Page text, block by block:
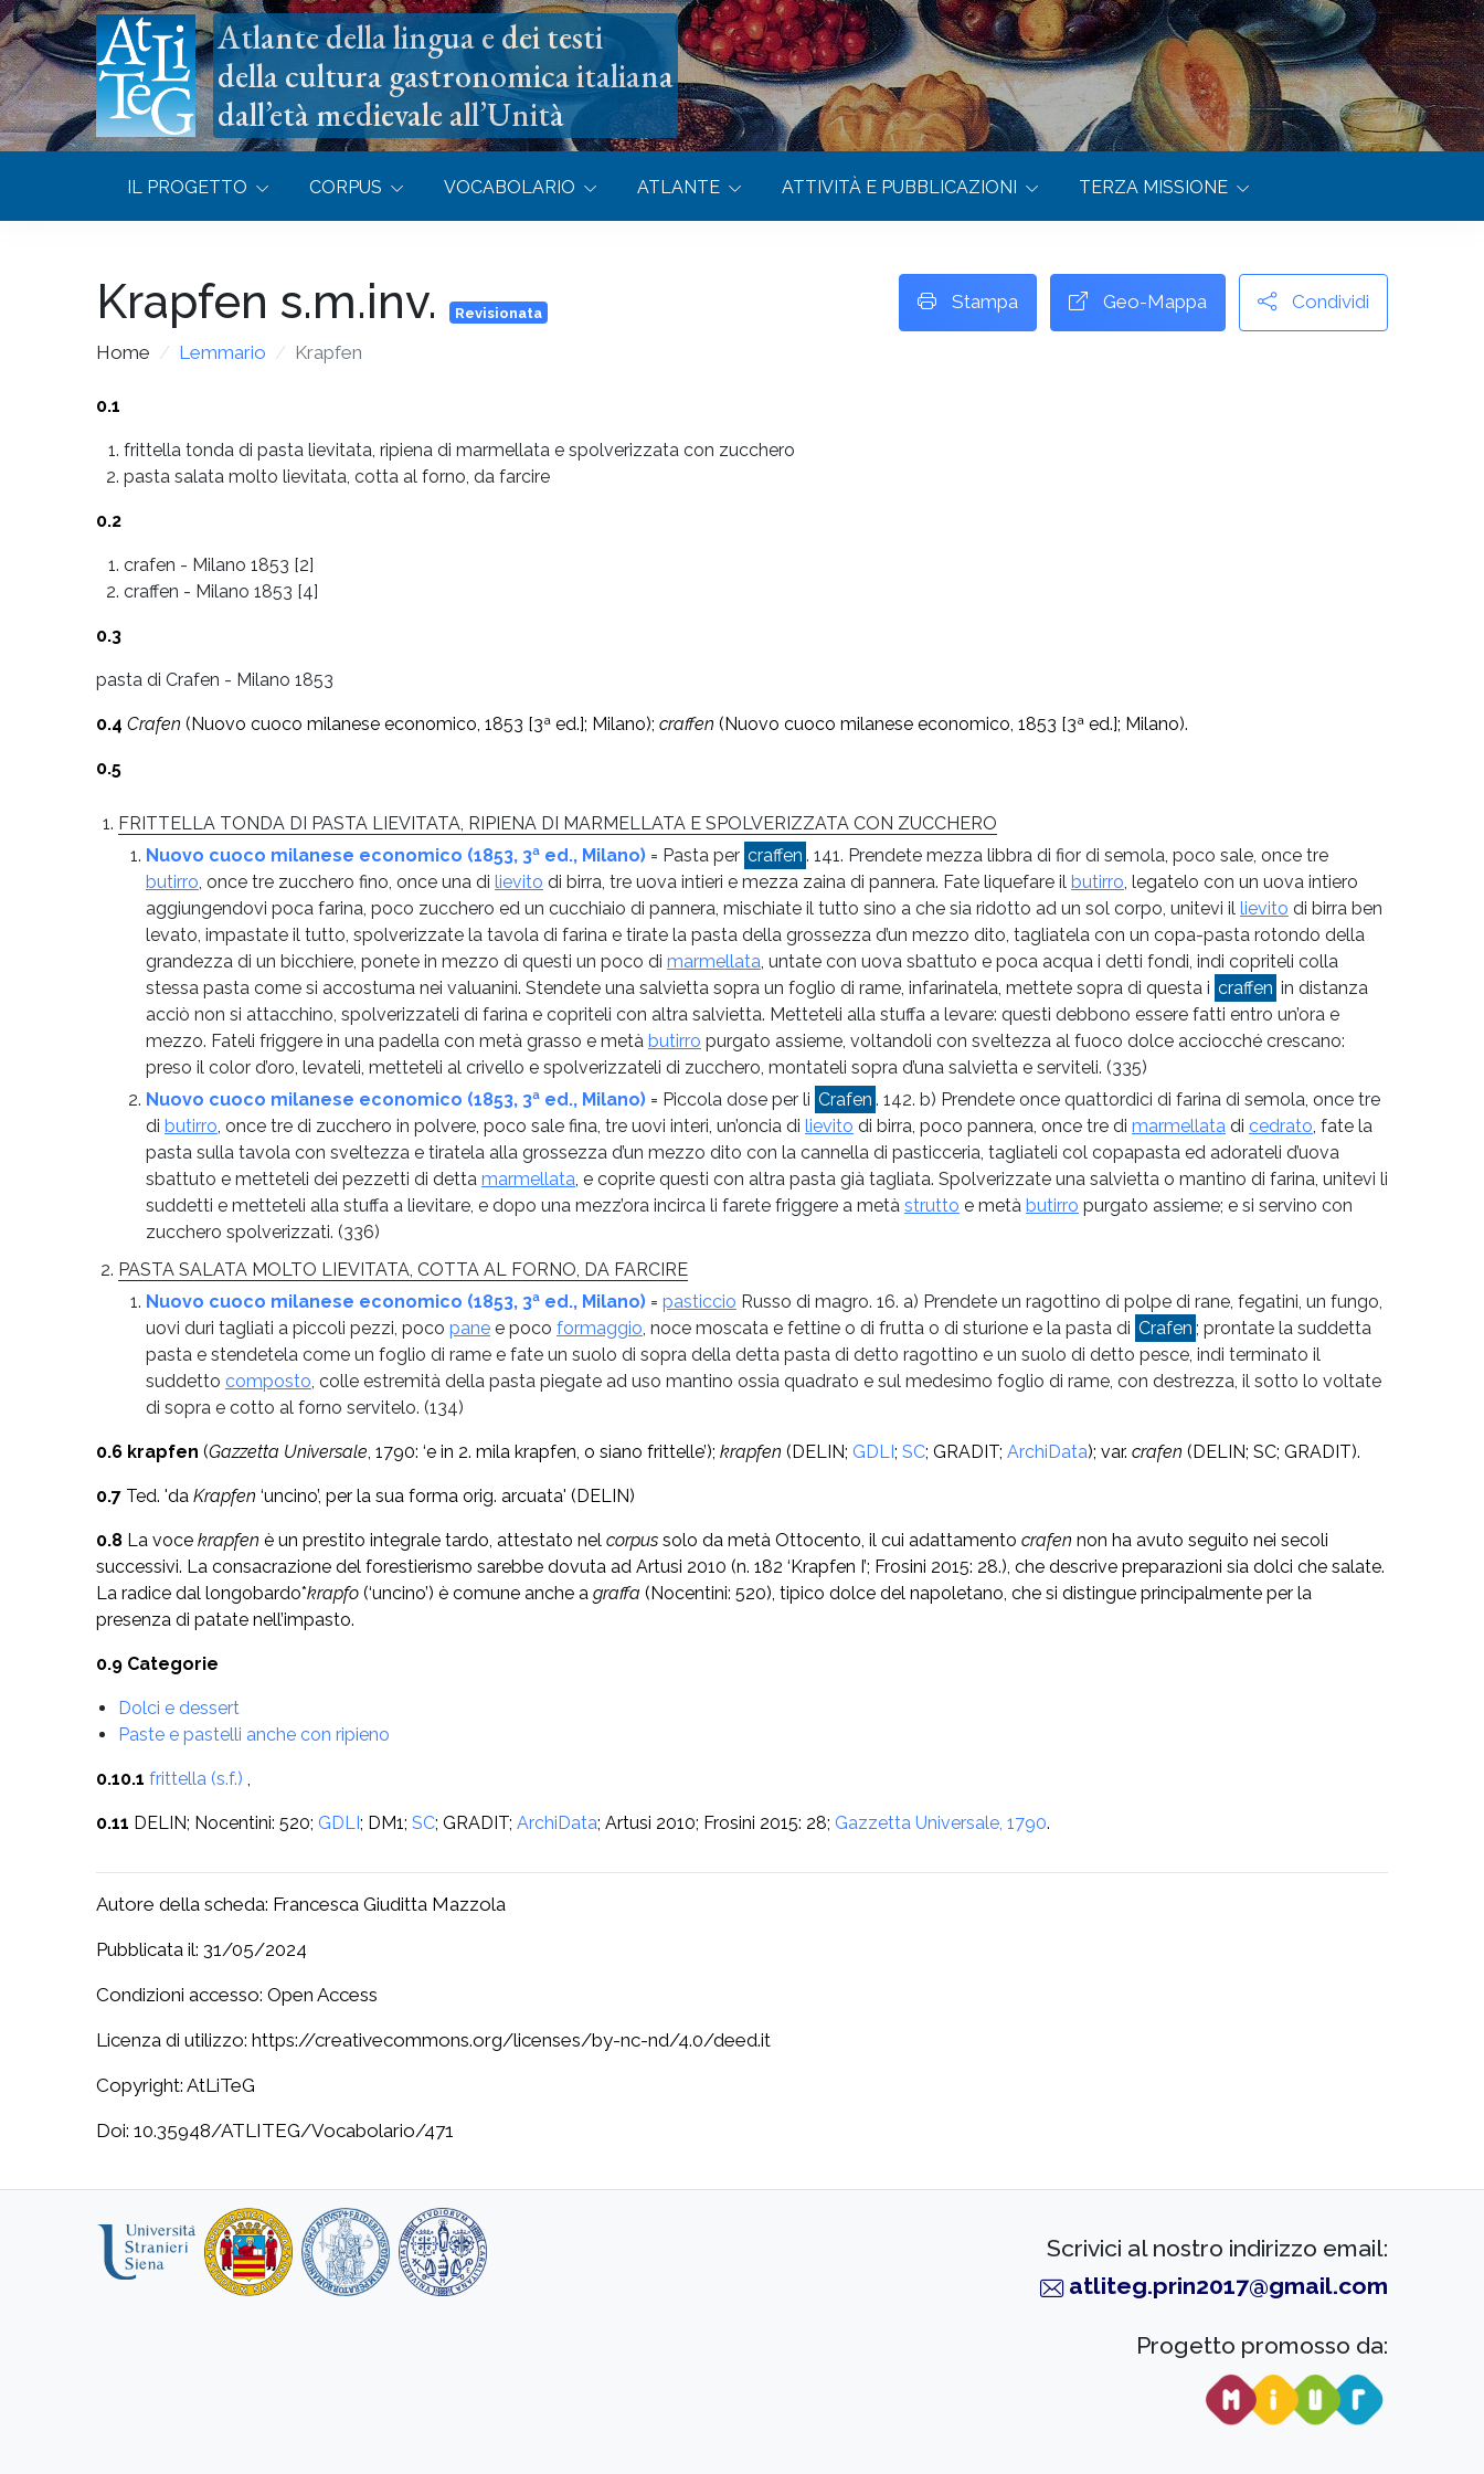
Atlante della lingua e dei testi
della cultura gastronomica italiana
dall’età medievale all’Unità
IL PROGETTO CORPUS VOCABOLARIO ATLANTE ATTIVITÀ E PUBBLICAZIONI TERZA MISSIONE
Krapfen s.m.inv. Revisionata
Home Lemmario Krapfen
Stampa Geo-Mappa Condividi
0.1
frittella tonda di pasta lievitata, ripiena di marmellata e spolverizzata con zucchero
pasta salata molto lievitata, cotta al forno, da farcire
0.2
crafen - Milano 1853 [2]
craffen - Milano 1853 [4]
0.3
pasta di Crafen - Milano 1853
0.4 Crafen (Nuovo cuoco milanese economico, 1853 [3ª ed.]; Milano); craffen (Nuovo cuoco milanese economico, 1853 [3ª ed.]; Milano).
0.5
FRITTELLA TONDA DI PASTA LIEVITATA, RIPIENA DI MARMELLATA E SPOLVERIZZATA CON ZUCCHERO
Nuovo cuoco milanese economico (1853, 3ª ed., Milano) = Pasta per craffen . 141. Prendete mezza libbra di fior di semola, poco sale, once tre
butirro , once tre zucchero fino, once una di lievito di birra, tre uova intieri e mezza zaina di pannera. Fate liquefare il butirro , legatelo con un uova intiero
aggiungendovi poca farina, poco zucchero ed un cucchiaio di pannera, mischiate il tutto sino a che sia ridotto ad un sol corpo, unitevi il lievito di birra ben
levato, impastate il tutto, spolverizzate la tavola di farina e tirate la pasta della grossezza d’un mezzo dito, tagliatela con un copa-pasta rotondo della
grandezza di un bicchiere, ponete in mezzo di questi un poco di marmellata , untate con uova sbattuto e poca acqua i detti fondi, indi copriteli colla
stessa pasta come si accostuma nei valuanini. Stendete una salvietta sopra un foglio di rame, infarinatela, mettete sopra di questa i craffen in distanza
acciò non si attacchino, spolverizzateli di farina e copriteli con altra salvietta. Metteteli alla stuffa a levare: questi debbono essere fatti entro un’ora e
mezzo. Fateli friggere in una padella con metà grasso e metà butirro purgato assieme, voltandoli con sveltezza al fuoco dolce acciocché crescano:
preso il color d’oro, levateli, metteteli al crivello e spolverizzateli di zucchero, montateli sopra d’una salvietta e serviteli. (335)
Nuovo cuoco milanese economico (1853, 3ª ed., Milano) = Piccola dose per li Crafen . 142. b) Prendete once quattordici di farina di semola, once tre
di butirro , once tre di zucchero in polvere, poco sale fina, tre uovi interi, un’oncia di lievito di birra, poco pannera, once tre di marmellata di cedrato , fate la
pasta sulla tavola con sveltezza e tiratela alla grossezza d’un mezzo dito con la cannella di pasticceria, tagliateli col copapasta ed adorateli d’uova
sbattuto e metteteli dei pezzetti di detta marmellata , e coprite questi con altra pasta già tagliata. Spolverizzate una salvietta o mantino di farina, unitevi li
suddetti e metteteli alla stuffa a lievitare, e dopo una mezz’ora incirca li farete friggere a metà strutto e metà butirro purgato assieme; e si servino con
zucchero spolverizzati. (336)
PASTA SALATA MOLTO LIEVITATA, COTTA AL FORNO, DA FARCIRE
Nuovo cuoco milanese economico (1853, 3ª ed., Milano) = pasticcio Russo di magro. 16. a) Prendete un ragottino di polpe di rane, fegatini, un fungo,
uovi duri tagliati a piccoli pezzi, poco pane e poco formaggio , noce moscata e fettine o di frutta o di sturione e la pasta di Crafen ; prontate la suddetta
pasta e stendetela come un foglio di rame e fate un suolo di sopra della detta pasta di detto ragottino e un suolo di detto pesce, indi terminato il
suddetto composto , colle estremità della pasta piegate ad uso mantino ossia quadrato e sul medesimo foglio di rame, con destrezza, il sotto lo voltate
di sopra e cotto al forno servitelo. (134)
0.6 krapfen (Gazzetta Universale , 1790: ‘e in 2. mila krapfen, o siano frittelle’); krapfen (DELIN; GDLI; SC; GRADIT; ArchiData); var. crafen (DELIN; SC; GRADIT).
0.7 Ted. 'da Krapfen ‘uncino’, per la sua forma orig. arcuata' (DELIN)
0.8 La voce krapfen è un prestito integrale tardo, attestato nel corpus solo da metà Ottocento, il cui adattamento crafen non ha avuto seguito nei secoli
successivi. La consacrazione del forestierismo sarebbe dovuta ad Artusi 2010 (n. 182 ‘Krapfen I’; Frosini 2015: 28.), che descrive preparazioni sia dolci che salate.
La radice dal longobardo*krapfo (‘uncino’) è comune anche a graffa (Nocentini: 520), tipico dolce del napoletano, che si distingue principalmente per la
presenza di patate nell’impasto.
0.9 Categorie
Dolci e dessert
Paste e pastelli anche con ripieno
0.10.1 frittella (s.f.)
0.11 DELIN; Nocentini: 520; GDLI; DM1; SC; GRADIT; ArchiData; Artusi 2010; Frosini 2015: 28; Gazzetta Universale, 1790.
Autore della scheda: Francesca Giuditta Mazzola
Pubblicata il: 31/05/2024
Condizioni accesso: Open Access
Licenza di utilizzo: https://creativecommons.org/licenses/by-nc-nd/4.0/deed.it
Copyright: AtLiTeG
Doi: 10.35948/ATLITEG/Vocabolario/471
Scrivici al nostro indirizzo email:
atliteg.prin2017@gmail.com
Progetto promosso da: